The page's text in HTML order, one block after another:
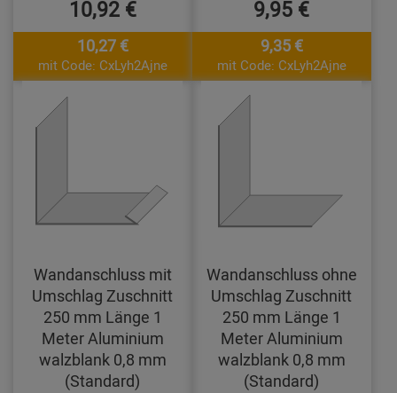
10,92 €
10,27 €
mit Code: CxLyh2Ajne
9,95 €
9,35 €
mit Code: CxLyh2Ajne
Wandanschluss mit
Umschlag Zuschnitt
250 mm Länge 1
Meter Aluminium
walzblank 0,8 mm
(Standard)
Wandanschluss ohne
Umschlag Zuschnitt
250 mm Länge 1
Meter Aluminium
walzblank 0,8 mm
(Standard)